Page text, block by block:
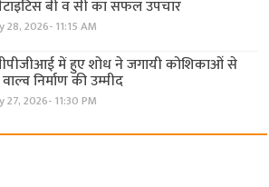
बी व सी का सफल उपचार
28, 2026- 11:15 AM
में हुए शोध ने जगायी कोशिकाओं से
निर्माण की उम्मीद
27, 2026- 11:30 PM